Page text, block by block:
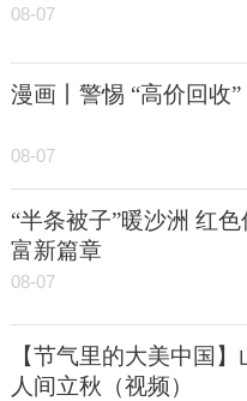
08-07
漫画丨警惕 “高价回收”
08-07
“半条被子”暖沙洲 红
富新篇章
08-07
【节气里的大美中国】
人间立秋（视频）